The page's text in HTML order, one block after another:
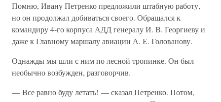
Помню, Ивану Петренко предложили штабную работу,
но он продолжал добиваться своего. Обращался к
командиру 4-го корпуса АДД генералу И. В. Георгиеву и
даже к Главному маршалу авиации А. Е. Голованову.
Однажды мы шли с ним по лесной тропинке. Он был
необычно возбужден, разговорчив.
— Все равно буду летать! — сказал Петренко. Потом,